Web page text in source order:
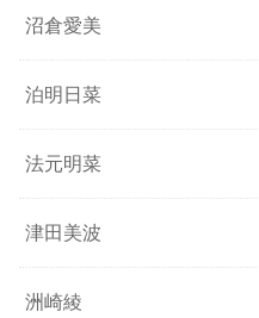
沼倉愛美
泊明日菜
法元明菜
津田美波
洲崎綾